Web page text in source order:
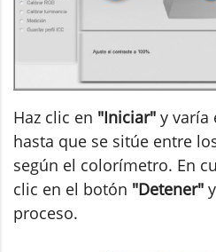
Haz clic en "Iniciar" y varía
hasta que se sitúe entre
según el colorímetro. En
clic en el botón "Detener"
proceso.